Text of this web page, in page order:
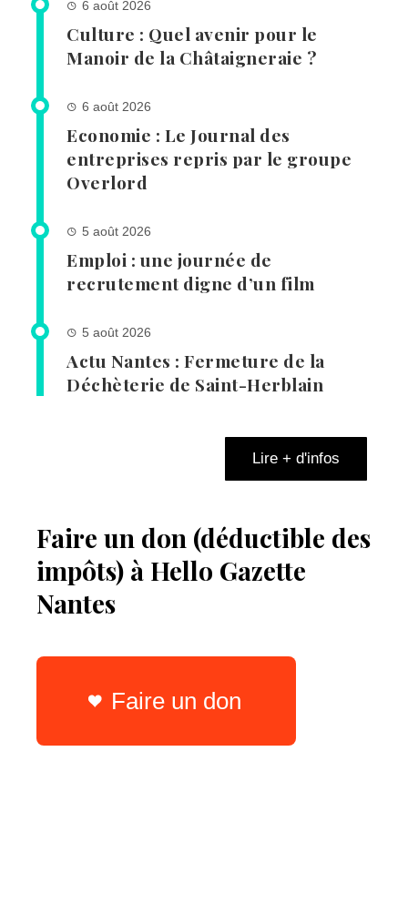
6 août 2026
Culture : Quel avenir pour le
Manoir de la Châtaigneraie ?
6 août 2026
Economie : Le Journal des
entreprises repris par le groupe
Overlord
5 août 2026
Emploi : une journée de
recrutement digne d’un film
5 août 2026
Actu Nantes : Fermeture de la
Déchèterie de Saint-Herblain
Lire + d'infos
Faire un don (déductible des
impôts) à Hello Gazette
Nantes
Faire un don